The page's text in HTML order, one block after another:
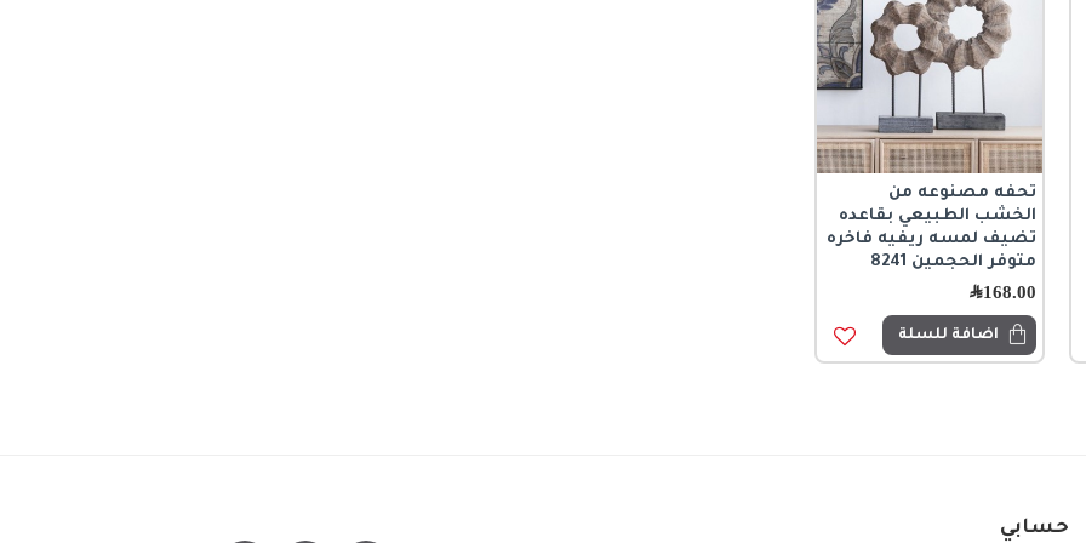
تحفه مصنوعه من
الخشب الطبيعي بقاعده
تضيف لمسه ريفيه فاخره
متوفر الحجمين 8241
168.00﷼
اضافة للسلة
حسابي